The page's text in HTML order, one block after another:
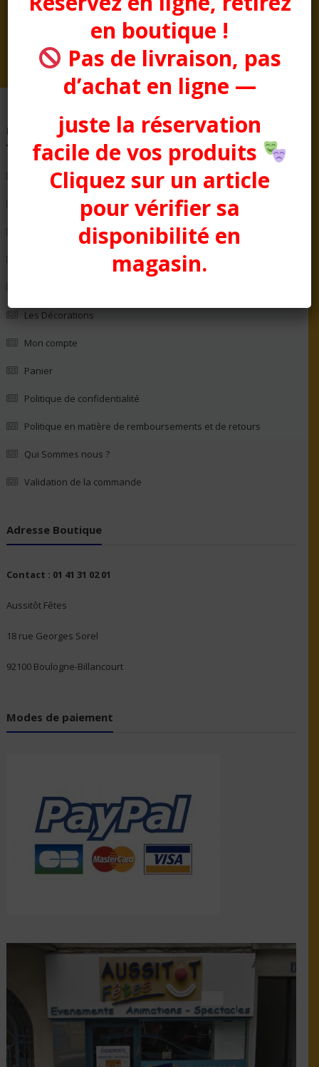
Prix :22,50€ – 26,00€Plage
de
22,50€
à
26,00€
Pages
Bienvenue chez Aussitôt Fêtes
Condition générale de Vente
COTTON CLUB
Les Décorations
Mon compte
Panier
Politique de confidentialité
Politique en matière de remboursements et de retours
Qui Sommes nous ?
Validation de la commande
Adresse Boutique
Contact : 01 41 31 02 01
Aussitôt Fêtes
18 rue Georges Sorel
92100 Boulogne-Billancourt
Modes de paiement
en boutique !
Pas de livraison, pas
d’achat en ligne —
juste la réservation
facile de vos produits
Cliquez sur un article
pour vérifier sa
disponibilité en
magasin.